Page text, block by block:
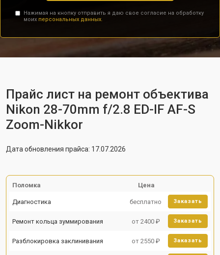
Нажимая на кнопку отправить я даю свое согласие на обработку
моих персональных данных.
Прайс лист на ремонт объектива
Nikon 28-70mm f/2.8 ED-IF AF-S
Zoom-Nikkor
Дата обновления прайса: 17.07.2026
Поломка Цена
Диагностика бесплатно Заказать
Ремонт кольца зуммирования от 2400 ₽ Заказать
Разблокировка заклинивания от 2550 ₽ Заказать